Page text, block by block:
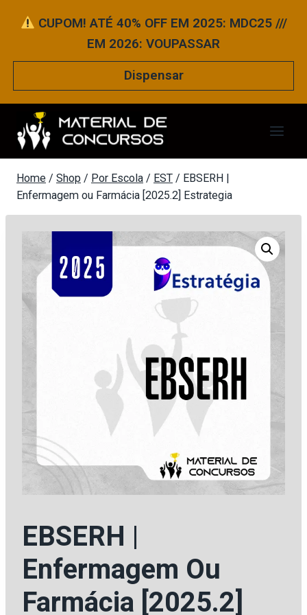
para
CUPOM! ATÉ 40% OFF EM 2025: MDC25 ///
EM 2026: VOUPASSAR
Dispensar
Home / Shop / Por Escola / EST / EBSERH |
Enfermagem ou Farmácia [2025.2] Estrategia
EBSERH |
Enfermagem Ou
Farmácia [2025.2]